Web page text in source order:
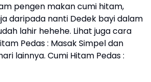
pengen makan cumi hitam,
daripada nanti Dedek bayi dalam
lahir hehehe. Lihat juga cara
Pedas : Masak Simpel dan
lainnya. Cumi Hitam Pedas :